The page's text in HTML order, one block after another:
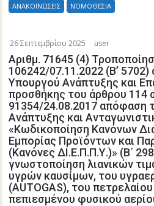
ΑΝΑΚΟΙΝΩΣΕΙΣ ΝΟΜΟΘΕΣΙΑ
26 Σεπτεμβρίου 2025 user
Αριθμ. 71645 (4)
106242/07.11.2022 (Β’
Υπουργού Ανάπτυξης και
προσθήκης του άρθρου 114
91354/24.08.2017 απόφαση
Ανάπτυξης και
«Κωδικοποίηση Κανόνων
Εμπορίας Προϊόντων και
(Κανόνες ΔΙ.Ε.Π.Π.Υ.)» (Β΄
γνωστοποίηση λιανικών
υγρών καυσίμων, του
(ΑUTOGAS), του
πεπιεσμένου φυσικού